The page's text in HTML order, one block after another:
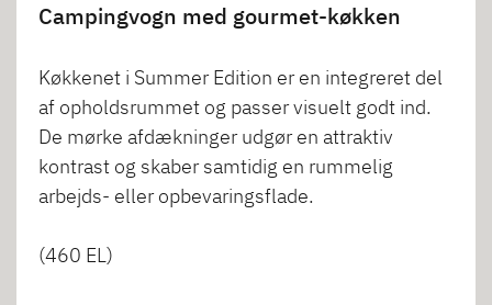
Campingvogn med gourmet-køkken
Køkkenet i Summer Edition er en integreret del
af opholdsrummet og passer visuelt godt ind.
De mørke afdækninger udgør en attraktiv
kontrast og skaber samtidig en rummelig
arbejds- eller opbevaringsflade.
(460 EL)